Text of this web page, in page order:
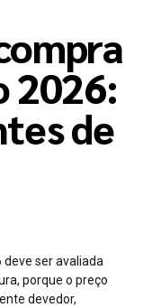
2026:
de
ser avaliada
porque o preço
devedor,